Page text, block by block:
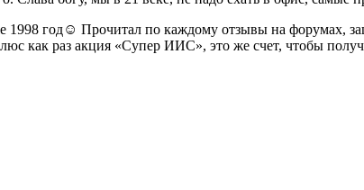
год☺ Прочитал по каждому отзывы на форумах,
как раз акция «Супер ИИС», это же счет, чтобы